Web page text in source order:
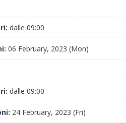
dalle 09:00
06 February, 2023 (Mon)
dalle 09:00
24 February, 2023 (Fri)